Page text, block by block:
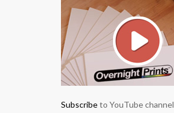
Subscribeto YouTube channel